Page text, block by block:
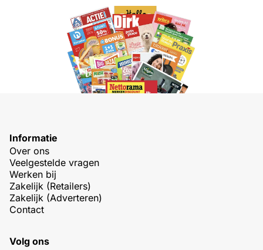
Informatie
Over ons
Veelgestelde vragen
Werken bij
Zakelijk (Retailers)
Zakelijk (Adverteren)
Contact
Volg ons